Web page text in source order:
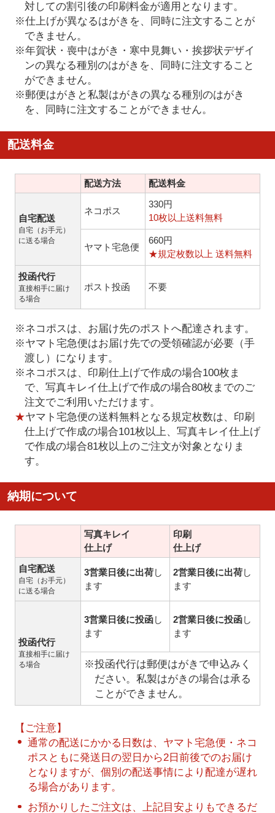
対しての割引後の印刷料金が適用となります。
※仕上げが異なるはがきを、同時に注文することが
できません。
※年賀状・喪中はがき・寒中見舞い・挨拶状デザイ
ンの異なる種別のはがきを、同時に注文すること
ができません。
※郵便はがきと私製はがきの異なる種別のはがき
を、同時に注文することができません。
配送料金
配送方法 配送料金
自宅配送
自宅（お手元）
に送る場合
ネコポス
330円
10枚以上送料無料
ヤマト宅急便
660円
★規定枚数以上 送料無料
投函代行
直接相手に届け
る場合
ポスト投函 不要
※ネコポスは、お届け先のポストへ配達されます。
※ヤマト宅急便はお届け先での受領確認が必要（手
渡し）になります。
※ネコポスは、印刷仕上げで作成の場合100枚ま
で、写真キレイ仕上げで作成の場合80枚までのご
注文でご利用いただけます。
★ヤマト宅急便の送料無料となる規定枚数は、印刷
仕上げで作成の場合101枚以上、写真キレイ仕上げ
で作成の場合81枚以上のご注文が対象となりま
す。
納期について
写真キレイ
仕上げ
印刷
仕上げ
自宅配送
自宅（お手元）
に送る場合
3営業日後に出荷し
ます
2営業日後に出荷し
ます
投函代行
直接相手に届け
る場合
3営業日後に投函し
ます
2営業日後に投函し
ます
※投函代行は郵便はがきで申込みく
ださい。私製はがきの場合は承る
ことができません。
【ご注意】
通常の配送にかかる日数は、ヤマト宅急便・ネコ
ポスともに発送日の翌日から2日前後でのお届け
となりますが、個別の配送事情により配達が遅れ
る場合があります。
お預かりしたご注文は、上記目安よりもできるだ